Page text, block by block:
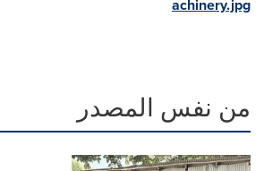
achinery.jpg
من نفس المصدر